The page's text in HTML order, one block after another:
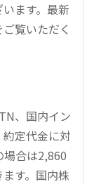
ます。最新
覧いただく
、国内イン
定代金に対
場合は2,860
す。国内株